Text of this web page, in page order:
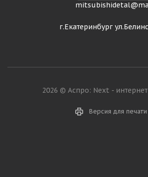
г.Екатеринбург
2026 © Аспро: Next -
Версия для печати